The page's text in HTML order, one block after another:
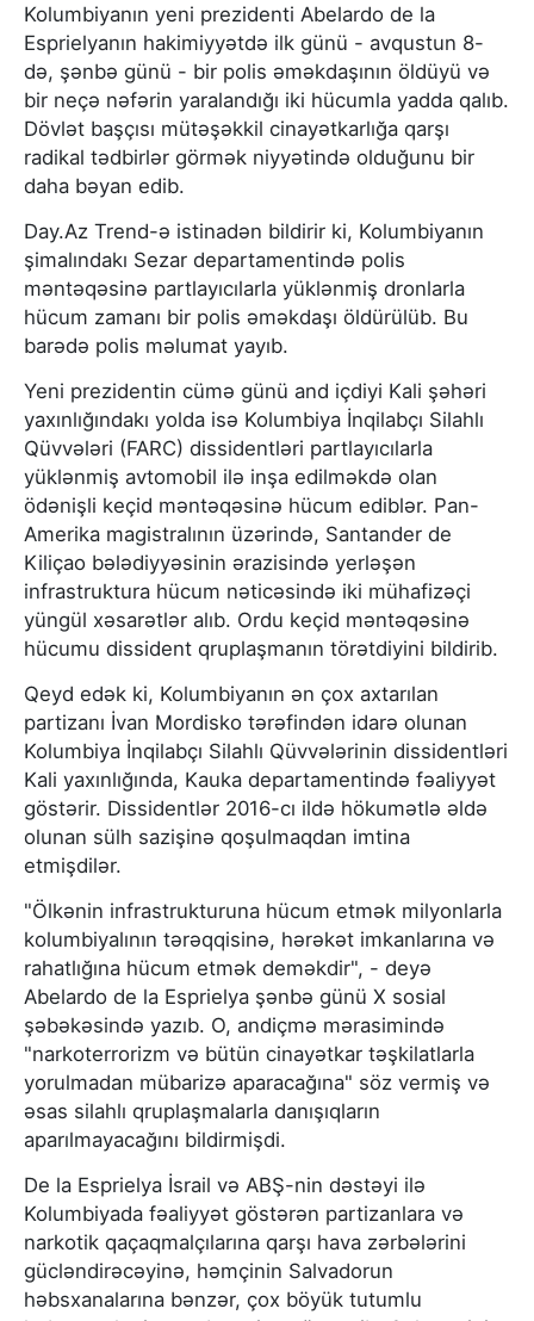
Kolumbiyanın yeni prezidenti Abelardo de la
Esprielyanın hakimiyyətdə ilk günü - avqustun 8-
də, şənbə günü - bir polis əməkdaşının öldüyü və
bir neçə nəfərin yaralandığı iki hücumla yadda qalıb.
Dövlət başçısı mütəşəkkil cinayətkarlığa qarşı
radikal tədbirlər görmək niyyətində olduğunu bir
daha bəyan edib.
Day.Az Trend-ə istinadən bildirir ki, Kolumbiyanın
şimalındakı Sezar departamentində polis
məntəqəsinə partlayıcılarla yüklənmiş dronlarla
hücum zamanı bir polis əməkdaşı öldürülüb. Bu
barədə polis məlumat yayıb.
Yeni prezidentin cümə günü and içdiyi Kali şəhəri
yaxınlığındakı yolda isə Kolumbiya İnqilabçı Silahlı
Qüvvələri (FARC) dissidentləri partlayıcılarla
yüklənmiş avtomobil ilə inşa edilməkdə olan
ödənişli keçid məntəqəsinə hücum ediblər. Pan-
Amerika magistralının üzərində, Santander de
Kiliçao bələdiyyəsinin ərazisində yerləşən
infrastruktura hücum nəticəsində iki mühafizəçi
yüngül xəsarətlər alıb. Ordu keçid məntəqəsinə
hücumu dissident qruplaşmanın törətdiyini bildirib.
Qeyd edək ki, Kolumbiyanın ən çox axtarılan
partizanı İvan Mordisko tərəfindən idarə olunan
Kolumbiya İnqilabçı Silahlı Qüvvələrinin dissidentləri
Kali yaxınlığında, Kauka departamentində fəaliyyət
göstərir. Dissidentlər 2016-cı ildə hökumətlə əldə
olunan sülh sazişinə qoşulmaqdan imtina
etmişdilər.
"Ölkənin infrastrukturuna hücum etmək milyonlarla
kolumbiyalının tərəqqisinə, hərəkət imkanlarına və
rahatlığına hücum etmək deməkdir", - deyə
Abelardo de la Esprielya şənbə günü X sosial
şəbəkəsində yazıb. O, andiçmə mərasimində
"narkoterrorizm və bütün cinayətkar təşkilatlarla
yorulmadan mübarizə aparacağına" söz vermiş və
əsas silahlı qruplaşmalarla danışıqların
aparılmayacağını bildirmişdi.
De la Esprielya İsrail və ABŞ-nin dəstəyi ilə
Kolumbiyada fəaliyyət göstərən partizanlara və
narkotik qaçaqmalçılarına qarşı hava zərbələrini
gücləndirəcəyinə, həmçinin Salvadorun
həbsxanalarına bənzər, çox böyük tutumlu